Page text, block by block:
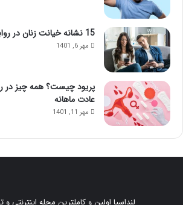
15 نشانه خیانت زنان در روابط عاشقانه و زناشویی
مهر 6, 1401
پریود چیست؟ همه چیز در
عادت ماهانه
مهر 11, 1401
لنداسپا اولین و کاملترین مجله